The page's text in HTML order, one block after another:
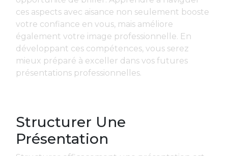
ces aspects avec aisance non seulement booste
votre confiance en vous, mais améliore
également votre image professionnelle. En
développant ces compétences, vous serez
mieux préparé à exceller dans vos futures
présentations professionnelles.
Structurer Une
Présentation